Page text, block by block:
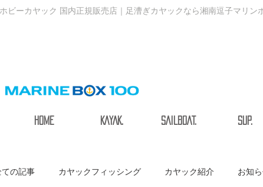
ホビーカヤック 国内正規販売店｜足漕ぎカヤックなら湘南逗子マリン
HOME KAYAK. SAILBOAT. SUP.
ての記事 カヤックフィッシング カヤック紹介 お知